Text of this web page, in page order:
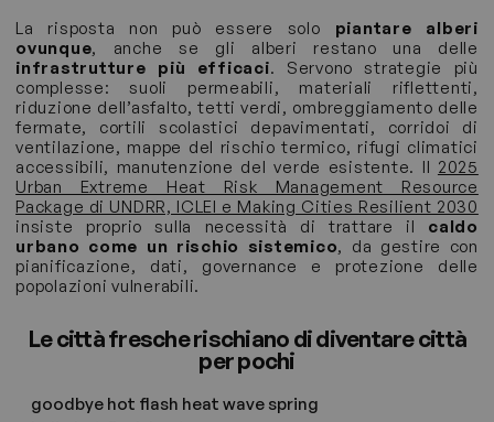
La risposta non può essere solo piantare alberi
ovunque, anche se gli alberi restano una delle
infrastrutture più efficaci. Servono strategie più
complesse: suoli permeabili, materiali riflettenti,
riduzione dell’asfalto, tetti verdi, ombreggiamento delle
fermate, cortili scolastici depavimentati, corridoi di
ventilazione, mappe del rischio termico, rifugi climatici
accessibili, manutenzione del verde esistente. Il 2025
Urban Extreme Heat Risk Management Resource
Package di UNDRR, ICLEI e Making Cities Resilient 2030
insiste proprio sulla necessità di trattare il caldo
urbano come un rischio sistemico, da gestire con
pianificazione, dati, governance e protezione delle
popolazioni vulnerabili.
Le città fresche rischiano di diventare città
per pochi
goodbye hot flash heat wave spring